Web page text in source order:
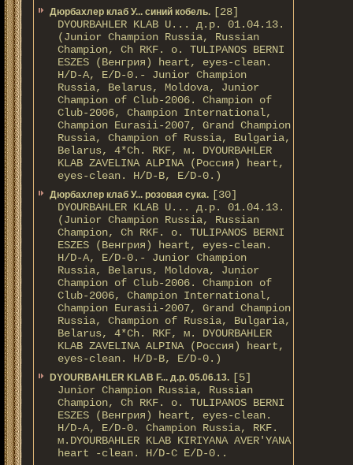
Дюрбахлер клаб У... синий кобель. [28]
DYOURBAHLER KLAB U... д.р. 01.04.13.
(Junior Champion Russia, Russian
Champion, Ch RKF. о. TULIPANOS BERNI
ESZES (Венгрия) heart, eyes-clean.
H/D-A, E/D-0.- Junior Champion
Russia, Belarus, Moldova, Junior
Champion of Club-2006. Champion of
Club-2006, Champion International,
Champion Eurasii-2007, Grand Champion
Russia, Champion of Russia, Bulgaria,
Belarus, 4*Ch. RKF, м. DYOURBAHLER
KLAB ZAVELINA ALPINA (Россия) heart,
eyes-clean. H/D-В, E/D-0.)
Дюрбахлер клаб У... розовая сука. [30]
DYOURBAHLER KLAB U... д.р. 01.04.13.
(Junior Champion Russia, Russian
Champion, Ch RKF. о. TULIPANOS BERNI
ESZES (Венгрия) heart, eyes-clean.
H/D-A, E/D-0.- Junior Champion
Russia, Belarus, Moldova, Junior
Champion of Club-2006. Champion of
Club-2006, Champion International,
Champion Eurasii-2007, Grand Champion
Russia, Champion of Russia, Bulgaria,
Belarus, 4*Ch. RKF, м. DYOURBAHLER
KLAB ZAVELINA ALPINA (Россия) heart,
eyes-clean. H/D-В, E/D-0.)
DYOURBAHLER KLAB F... д.р. 05.06.13. [5]
Junior Champion Russia, Russian
Champion, Ch RKF. о. TULIPANOS BERNI
ESZES (Венгрия) heart, eyes-clean.
H/D-A, E/D-0. Champion Russia, RKF.
м.DYOURBAHLER KLAB KIRIYANA AVER'YANA
heart -clean. H/D-С E/D-0..